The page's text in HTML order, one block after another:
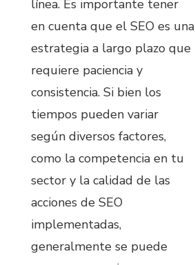
línea. Es importante tener
en cuenta que el SEO es una
estrategia a largo plazo que
requiere paciencia y
consistencia. Si bien los
tiempos pueden variar
según diversos factores,
como la competencia en tu
sector y la calidad de las
acciones de SEO
implementadas,
generalmente se puede